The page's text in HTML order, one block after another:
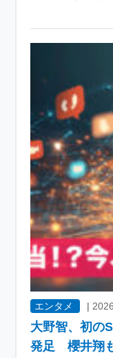
エンタメ |
大野智、初の
発足 櫻井翔